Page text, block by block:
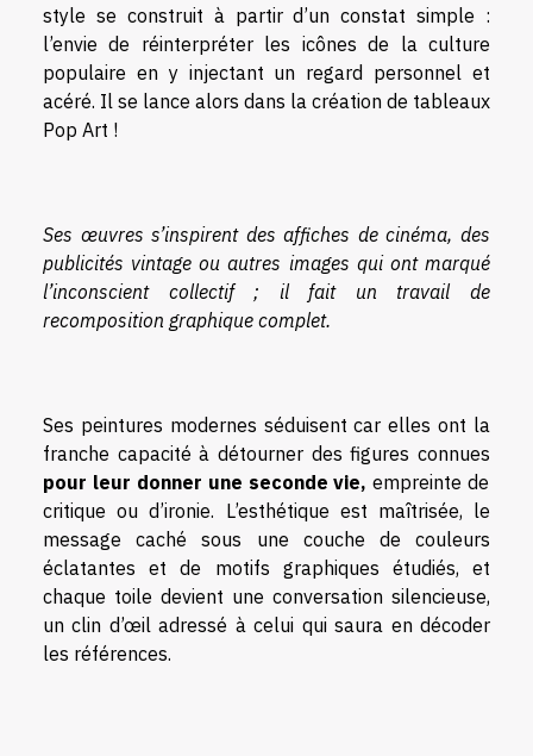
style se construit à partir d’un constat simple :
l’envie de réinterpréter les icônes de la culture
populaire en y injectant un regard personnel et
acéré. Il se lance alors dans la création de tableaux
Pop Art !
Ses œuvres s’inspirent des affiches de cinéma, des
publicités vintage ou autres images qui ont marqué
l’inconscient collectif ; il fait un travail de
recomposition graphique complet.
Ses peintures modernes séduisent car elles ont la
franche capacité à détourner des figures connues
pour leur donner une seconde vie, empreinte de
critique ou d’ironie. L’esthétique est maîtrisée, le
message caché sous une couche de couleurs
éclatantes et de motifs graphiques étudiés, et
chaque toile devient une conversation silencieuse,
un clin d’œil adressé à celui qui saura en décoder
les références.